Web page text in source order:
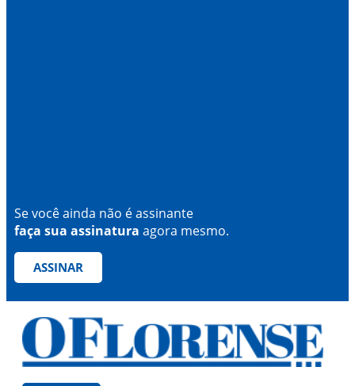
Se você ainda não é assinante
faça sua assinatura agora mesmo.
ASSINAR